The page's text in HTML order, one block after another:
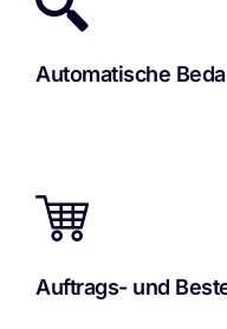
Automatische
Auftrags- und